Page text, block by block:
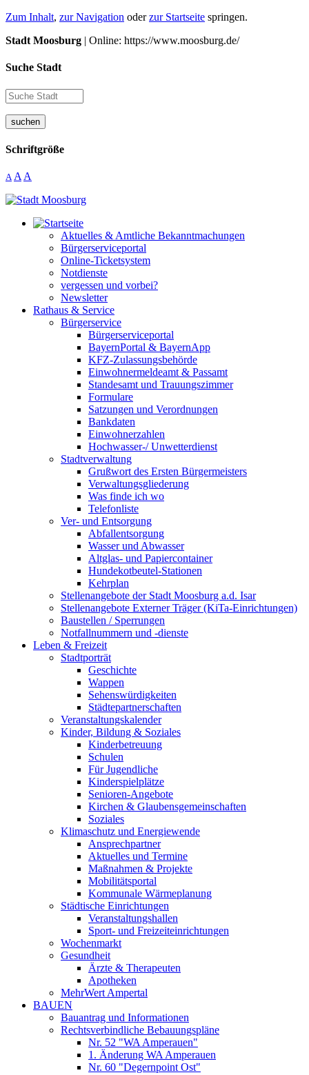
Zum Inhalt, zur Navigation oderzur Startseite springen.
Stadt Moosburg | Online: https://www.moosburg.de/
Suche Stadt
suchen
Schriftgröße
A A A
Aktuelles & Amtliche Bekanntmachungen
Bürgerserviceportal
Online-Ticketsystem
Notdienste
vergessen und vorbei?
Newsletter
Rathaus & Service
Bürgerservice
Bürgerserviceportal
BayernPortal & BayernApp
KFZ-Zulassungsbehörde
Einwohnermeldeamt & Passamt
Standesamt und Trauungszimmer
Formulare
Satzungen und Verordnungen
Bankdaten
Einwohnerzahlen
Hochwasser-/ Unwetterdienst
Stadtverwaltung
Grußwort des Ersten Bürgermeisters
Verwaltungsgliederung
Was finde ich wo
Telefonliste
Ver- und Entsorgung
Abfallentsorgung
Wasser und Abwasser
Altglas- und Papiercontainer
Hundekotbeutel-Stationen
Kehrplan
Stellenangebote der Stadt Moosburg a.d. Isar
Stellenangebote Externer Träger (KiTa-Einrichtungen)
Baustellen / Sperrungen
Notfallnummern und -dienste
Leben & Freizeit
Stadtporträt
Geschichte
Wappen
Sehenswürdigkeiten
Städtepartnerschaften
Veranstaltungskalender
Kinder, Bildung & Soziales
Kinderbetreuung
Schulen
Für Jugendliche
Kinderspielplätze
Senioren-Angebote
Kirchen & Glaubensgemeinschaften
Soziales
Klimaschutz und Energiewende
Ansprechpartner
Aktuelles und Termine
Maßnahmen & Projekte
Mobilitätsportal
Kommunale Wärmeplanung
Städtische Einrichtungen
Veranstaltungshallen
Sport- und Freizeiteinrichtungen
Wochenmarkt
Gesundheit
Ärzte & Therapeuten
Apotheken
MehrWert Ampertal
BAUEN
Bauantrag und Informationen
Rechtsverbindliche Bebauungspläne
Nr. 52 "WA Amperauen"
1. Änderung WA Amperauen
Nr. 60 "Degernpoint Ost"